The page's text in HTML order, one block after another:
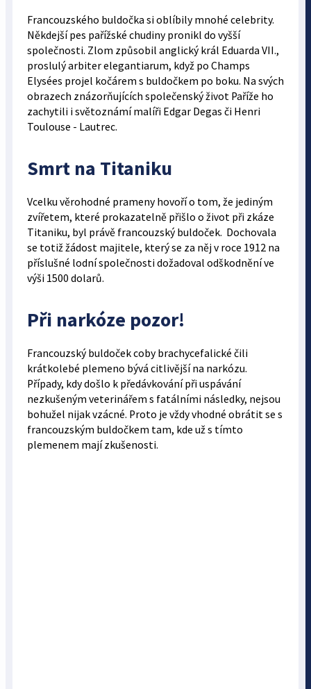
Francouzského buldočka si oblíbily mnohé celebrity.
Někdejší pes pařížské chudiny pronikl do vyšší
společnosti. Zlom způsobil anglický král Eduarda VII.,
proslulý arbiter elegantiarum, když po Champs
Elysées projel kočárem s buldočkem po boku. Na svých
obrazech znázorňujících společenský život Paříže ho
zachytili i světoznámí malíři Edgar Degas či Henri
Toulouse - Lautrec.
Smrt na Titaniku
Vcelku věrohodné prameny hovoří o tom, že jediným
zvířetem, které prokazatelně přišlo o život při zkáze
Titaniku, byl právě francouzský buldoček. Dochovala
se totiž žádost majitele, který se za něj v roce 1912 na
příslušné lodní společnosti dožadoval odškodnění ve
výši 1500 dolarů.
Při narkóze pozor!
Francouzský buldoček coby brachycefalické čili
krátkolebé plemeno bývá citlivější na narkózu.
Případy, kdy došlo k předávkování při uspávání
nezkušeným veterinářem s fatálními následky, nejsou
bohužel nijak vzácné. Proto je vždy vhodné obrátit se s
francouzským buldočkem tam, kde už s tímto
plemenem mají zkušenosti.